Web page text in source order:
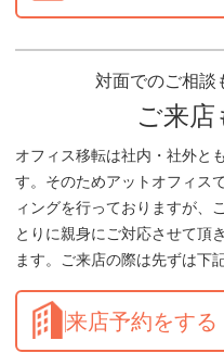
対面でのご相談
ご来店
オフィス移転は社内・社外と
す。そのためアットオフィス
ィングを行っておりますが、
とりに親身にご対応させて頂
ます。ご来店の際は先ずは下
来店予約をする